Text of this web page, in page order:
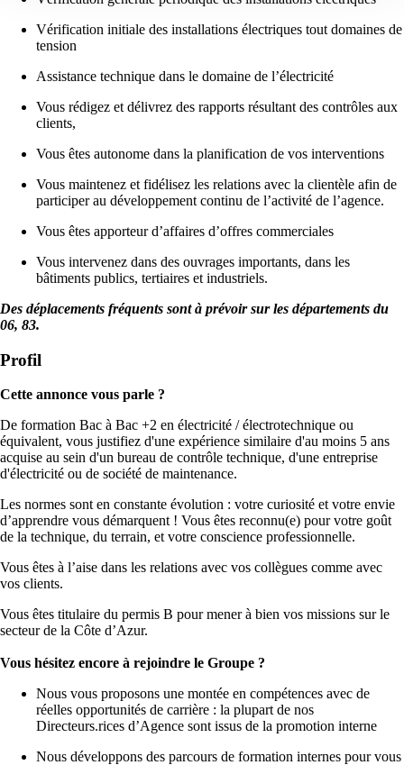
Vérification initiale des installations électriques tout domaines de
tension
Assistance technique dans le domaine de l’électricité
Vous rédigez et délivrez des rapports résultant des contrôles aux
clients,
Vous êtes autonome dans la planification de vos interventions
Vous maintenez et fidélisez les relations avec la clientèle afin de
participer au développement continu de l’activité de l’agence.
Vous êtes apporteur d’affaires d’offres commerciales
Vous intervenez dans des ouvrages importants, dans les
bâtiments publics, tertiaires et industriels.
Des déplacements fréquents sont à prévoir sur les départements du
06, 83.
Profil
Cette annonce vous parle ?
De formation Bac à Bac +2 en électricité / électrotechnique ou
équivalent, vous justifiez d'une expérience similaire d'au moins 5 ans
acquise au sein d'un bureau de contrôle technique, d'une entreprise
d'électricité ou de société de maintenance.
Les normes sont en constante évolution : votre curiosité et votre envie
d’apprendre vous démarquent ! Vous êtes reconnu(e) pour votre goût
de la technique, du terrain, et votre conscience professionnelle.
Vous êtes à l’aise dans les relations avec vos collègues comme avec
vos clients.
Vous êtes titulaire du permis B pour mener à bien vos missions sur le
secteur de la Côte d’Azur.
Vous hésitez encore à rejoindre le Groupe ?
Nous vous proposons une montée en compétences avec de
réelles opportunités de carrière : la plupart de nos
Directeurs.rices d’Agence sont issus de la promotion interne
Nous développons des parcours de formation internes pour vous